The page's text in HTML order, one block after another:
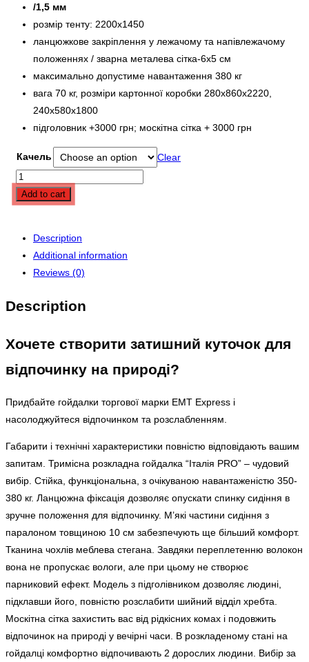
/1,5 мм
розмір тенту: 2200х1450
ланцюжкове закріплення у лежачому та напівлежачому
положеннях / зварна металева сітка-6х5 см
максимально допустиме навантаження 380 кг
вага 70 кг, розміри картонної коробки 280х860х2220,
240х580х1800
підголовник +3000 грн; москітна сітка + 3000 грн
Качель Clear
Add to cart
Description
Additional information
Reviews (0)
Description
Хочете створити затишний куточок для
відпочинку на природі?
Придбайте гойдалки торгової марки EMT Express і
насолоджуйтеся відпочинком та розслабленням.
Габарити і технічні характеристики повністю відповідають вашим
запитам. Тримісна розкладна гойдалка “Італія PRO” – чудовий
вибір. Стійка, функціональна, з очікуваною навантаженістю 350-
380 кг. Ланцюжна фіксація дозволяє опускати спинку сидіння в
зручне положення для відпочинку. М’які частини сидіння з
паралоном товщиною 10 см забезпечують ще більший комфорт.
Тканина чохлів меблева стегана. Завдяки переплетенню волокон
вона не пропускає вологи, але при цьому не створює
парниковий ефект. Модель з підголівником дозволяє людині,
підклавши його, повністю розслабити шийний відділ хребта.
Москітна сітка захистить вас від рідкісних комах і подовжить
відпочинок на природі у вечірні часи. В розкладеному стані на
гойдалці комфортно відпочивають 2 дорослих людини. Вибір за